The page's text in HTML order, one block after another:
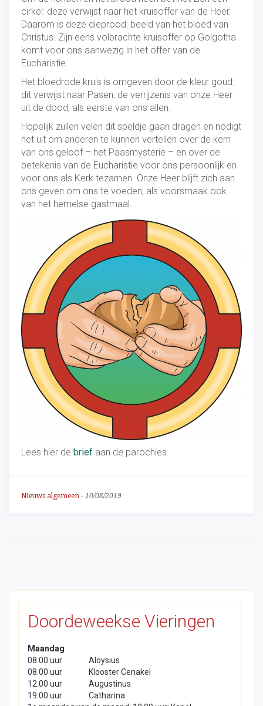
cirkel: deze verwijst naar het kruisoffer van de Heer.
Daarom is deze dieprood: beeld van het bloed van
Christus. Zijn eens volbrachte kruisoffer op Golgotha
komt voor ons aanwezig in het offer van de
Eucharistie.
Het bloedrode kruis is omgeven door de kleur goud:
dit verwijst naar Pasen, de verrijzenis van onze Heer
uit de dood, als eerste van ons allen.
Hopelijk zullen velen dit speldje gaan dragen en nodigt
het uit om anderen te kunnen vertellen over de kern
van ons geloof – het Paasmysterie – en over de
betekenis van de Eucharistie voor ons persoonlijk en
voor ons als Kerk tezamen. Onze Heer blijft zich aan
ons geven om ons te voeden, als voorsmaak ook
van het hemelse gastmaal.
Lees hier de brief aan de parochies.
Nieuws algemeen - 10/08/2019
Doordeweekse Vieringen
Maandag
08.00 uur
Aloysius
08.00 uur
Klooster Cenakel
12.00 uur
Augustinus
19.00 uur
Catharina